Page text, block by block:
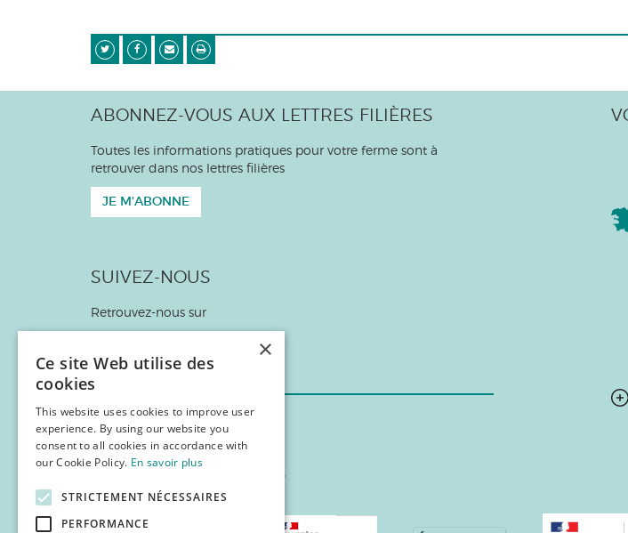
ABONNEZ-VOUS AUX LETTRES FILIÈRES
Toutes les informations pratiques pour votre ferme sont à
retrouver dans nos lettres filières
JE M'ABONNE
SUIVEZ-NOUS
Retrouvez-nous sur
Nos partenaires
×
Ce site Web utilise des
cookies
This website uses cookies to improve user
experience. By using our website you
consent to all cookies in accordance with
our Cookie Policy. En savoir plus
STRICTEMENT NÉCESSAIRES
PERFORMANCE